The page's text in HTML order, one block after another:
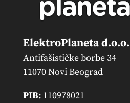
ElektroPlaneta d.o.o.
Antifašističke borbe 34
11070 Novi Beograd
PIB:110978021